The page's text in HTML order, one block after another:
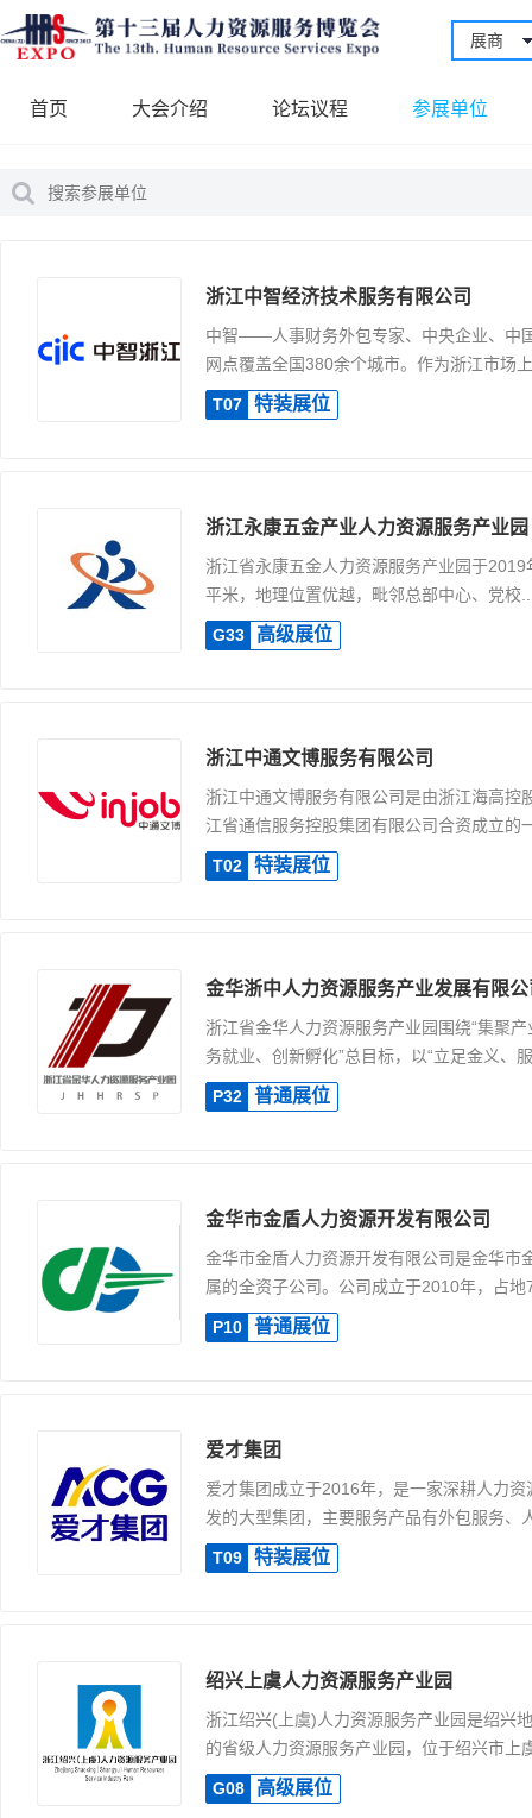
展商
首页 大会介绍 论坛议程 参展单位
浙江中智经济技术服务有限公司
中智——人事财务外包专家、中央企业、中
网点覆盖全国380余个城市。作为浙江市场
T07 特装展位
浙江永康五金产业人力资源服务产业园
浙江省永康五金人力资源服务产业园于
平米，地理位置优越，毗邻总部中心、党校
G33 高级展位
浙江中通文博服务有限公司
浙江中通文博服务有限公司是由浙江海高控
江省通信服务控股集团有限公司合资成立的
T02 特装展位
金华浙中人力资源服务产业发展有限公
浙江省金华人力资源服务产业园围绕“集聚
务就业、创新孵化”总目标，以“立足金义、
P32 普通展位
金华市金盾人力资源开发有限公司
金华市金盾人力资源开发有限公司是金华市
属的全资子公司。公司成立于2010年，占地
P10 普通展位
爱才集团
爱才集团成立于2016年，是一家深耕人力
发的大型集团，主要服务产品有外包服务、
T09 特装展位
绍兴上虞人力资源服务产业园
浙江绍兴(上虞)人力资源服务产业园是绍兴
的省级人力资源服务产业园，位于绍兴市上
G08 高级展位